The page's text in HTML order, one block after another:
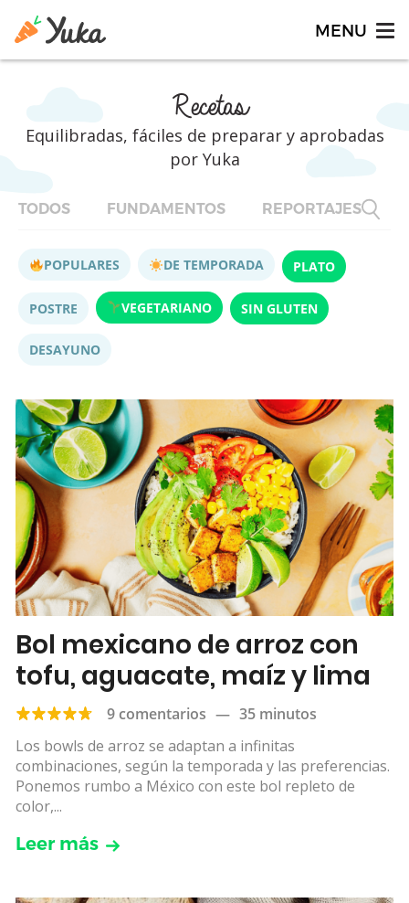
Recetas
Equilibradas, fáciles de preparar y aprobadas
por Yuka
TODOS FUNDAMENTOS REPORTAJES
POPULARES DE TEMPORADA PLATO
POSTRE VEGETARIANO SIN GLUTEN
DESAYUNO
Bol mexicano de arroz con
tofu, aguacate, maíz y lima
9 comentarios — 35 minutos
Los bowls de arroz se adaptan a infinitas
combinaciones, según la temporada y las preferencias.
Ponemos rumbo a México con este bol repleto de
color,...
Leer más